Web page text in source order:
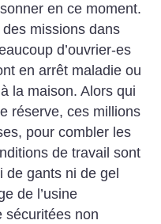
en ce moment.
missions dans
d’ouvrier-es
en arrêt maladie ou
la maison. Alors qui
réserve, ces millions
pour combler les
de travail sont
de gants ni de gel
de l’usine
sécuritées non